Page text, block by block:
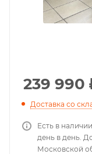
239 990
Доставка со
Есть в
день в день.
Московской